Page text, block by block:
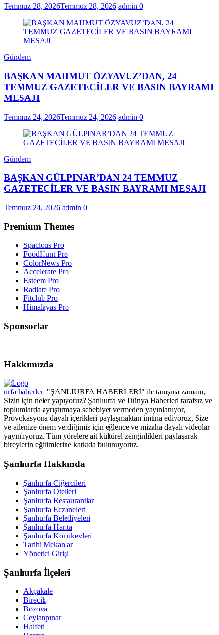
Temmuz 28, 2026Temmuz 28, 2026 admin 0
Gündem
BAŞKAN MAHMUT ÖZYAVUZ’DAN, 24
TEMMUZ GAZETECİLER VE BASIN BAYRAMI
MESAJI
Temmuz 24, 2026Temmuz 24, 2026 admin 0
Gündem
BAŞKAN GÜLPINAR’DAN 24 TEMMUZ
GAZETECİLER VE BASIN BAYRAMI MESAJI
Temmuz 24, 2026 admin 0
Premium Themes
Spacious Pro
FoodHunt Pro
ColorNews Pro
Accelerate Pro
Esteem Pro
Radiate Pro
Fitclub Pro
Himalayas Pro
Sponsorlar
Hakkımızda
urfa haberleri "ŞANLIURFA HABERLERİ" ile tanışma zamanı,
Sizin için neler yapıyoruz? Şanlıurfa ve Dünya Haberleri tarafsız ve
toplumlarda ayrıştırmaya sebebiyet vermeden yayınlanıyor,
Provokasyona dayalı içerikleri paylaşmaktan imtina ediyoruz, Size
ve ailenize önem verdiğimiz için eğlence ve mizaha dayalı videolar
yayınlıyoruz. Tüm yörelere ait kültürel zenginlikleri paylaşarak
bireylerin eğitimlerine katkıda bulunuyoruz.
Şanlıurfa Hakkında
Şanlıurfa Ciğercileri
Şanlıurfa Otelleri
Şanlıurfa Restaurantlar
Şanlıurfa Eczaneleri
Şanlıurfa Belediyeleri
Şanlıurfa Harita
Şanlıurfa Konukevleri
Tarihi Mekanlar
Yönetici Girişi
Şanlıurfa İlçeleri
Akçakale
Birecik
Bozova
Ceylanpınar
Halfeti